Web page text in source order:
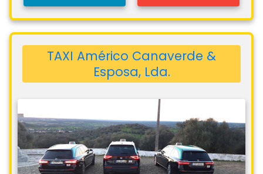
TAXI Américo Canaverde &
Esposa, Lda.